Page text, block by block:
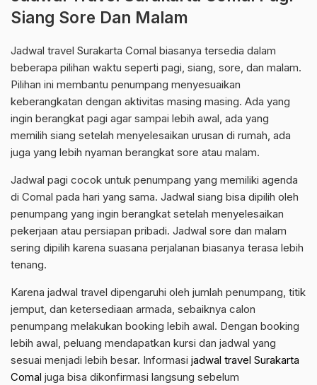
Siang Sore Dan Malam
Jadwal travel Surakarta Comal biasanya tersedia dalam
beberapa pilihan waktu seperti pagi, siang, sore, dan malam.
Pilihan ini membantu penumpang menyesuaikan
keberangkatan dengan aktivitas masing masing. Ada yang
ingin berangkat pagi agar sampai lebih awal, ada yang
memilih siang setelah menyelesaikan urusan di rumah, ada
juga yang lebih nyaman berangkat sore atau malam.
Jadwal pagi cocok untuk penumpang yang memiliki agenda
di Comal pada hari yang sama. Jadwal siang bisa dipilih oleh
penumpang yang ingin berangkat setelah menyelesaikan
pekerjaan atau persiapan pribadi. Jadwal sore dan malam
sering dipilih karena suasana perjalanan biasanya terasa lebih
tenang.
Karena jadwal travel dipengaruhi oleh jumlah penumpang, titik
jemput, dan ketersediaan armada, sebaiknya calon
penumpang melakukan booking lebih awal. Dengan booking
lebih awal, peluang mendapatkan kursi dan jadwal yang
sesuai menjadi lebih besar. Informasi jadwal travel Surakarta
Comal juga bisa dikonfirmasi langsung sebelum